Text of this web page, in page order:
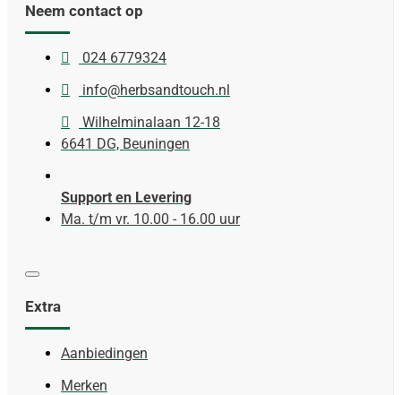
Neem contact op
024 6779324
info@herbsandtouch.nl
Wilhelminalaan 12-18
6641 DG, Beuningen
Support en Levering
Ma. t/m vr. 10.00 - 16.00 uur
Extra
Aanbiedingen
Merken